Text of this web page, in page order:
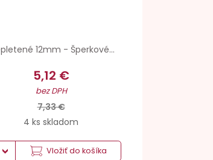
12mm - Šperkové...
5,12 €
bez DPH
7,33 €
4 ks skladom
Vložiť do košíka